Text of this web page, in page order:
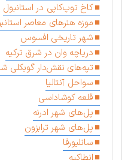
کاخ توپ‌کاپی در استانبول
موزه هنرهای معاصر
شهر تاریخی افسوس
دریاچه وان در شرق ترکیه
تپه‌های نقش‌دار گوبکلی
سواحل آنتالیا
قلعه کوشاداسی
پل‌های شهر ادرنه
پل‌های شهر ترابزون
سانلیورفا